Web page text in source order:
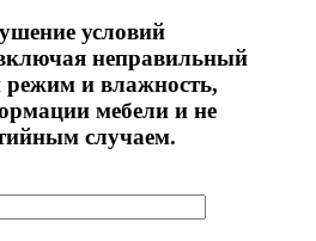
условий
неправильный
и влажность,
мебели и не
случаем.